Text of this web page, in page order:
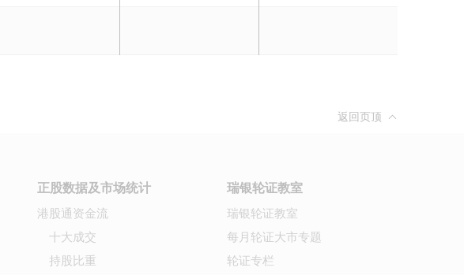
返回页顶
正股数据及市场统计
港股通资金流
十大成交
持股比重
瑞银轮证教室
瑞银轮证教室
每月轮证大市专题
轮证专栏